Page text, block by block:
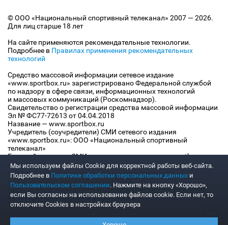
© ООО «Национальный спортивный телеканал» 2007 — 2026.
Для лиц старше 18 лет
На сайте применяются рекомендательные технологии.
Подробнее в Правилах применения рекомендательных
технологий
Средство массовой информации сетевое издание
«www.sportbox.ru» зарегистрировано Федеральной службой
по надзору в сфере связи, информационных технологий
и массовых коммуникаций (Роскомнадзор).
Свидетельство о регистрации средства массовой информации
Эл № ФС77-72613 от 04.04.2018
Название — www.sportbox.ru
Учредитель (соучредители) СМИ сетевого издания
«www.sportbox.ru»: ООО «Национальный спортивный
телеканал»
Главный редактор СМИ сетевого издания «www.sportbox.ru»:
Конов В.А.
Номер телефона редакции СМИ сетевого издания
«www.sportbox.ru»: +7 (495) 653 8419
Адрес электронной почты редакции СМИ сетевого издания
«www.sportbox.ru»: editor@sportbox.ru
Мы используем файлы Сookie для корректной работы веб-сайта.
Подробнее в Политике обработки персональных данных и
Пользовательском соглашении. Нажмите на кнопку «Хорошо»,
если Вы согласны на использование файлов cookie. Если нет, то
отключите Cookies в настройках браузера